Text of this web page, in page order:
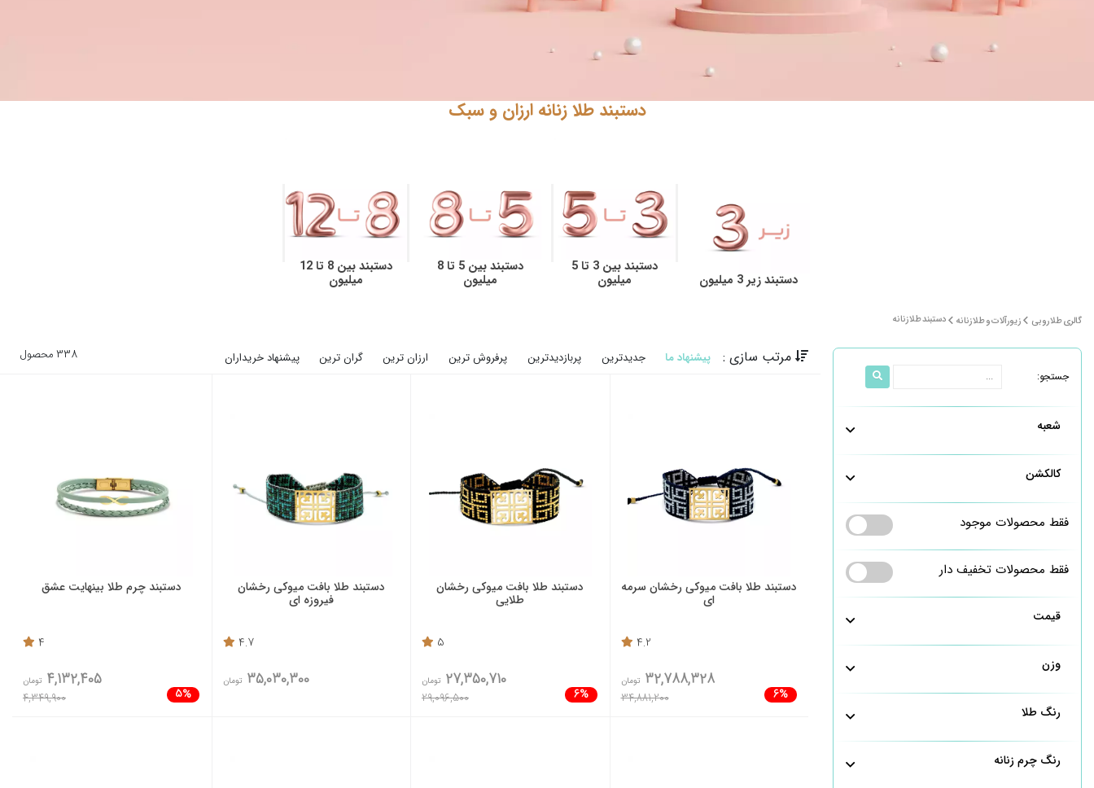
دستبند طلا زنانه ارزان و سبک
دستبند زیر 3 میلیون
دستبند بین 3 تا 5
میلیون
دستبند بین 5 تا 8
میلیون
دستبند بین 8 تا 12
میلیون
گالری طلا روبی زیورآلات و طلا زنانه دستبند طلا زنانه
جستجو:
شعبه
کالکشن
فقط محصولات موجود
فقط محصولات تخفیف دار
قیمت
وزن
رنگ طلا
رنگ چرم زنانه
مرتب سازی : پیشنهاد ما جدیدترین پربازدیدترین پرفروش ترین ارزان ترین گران ترین پیشنهاد خریداران 338 محصول
دستبند طلا بافت میوکی رخشان سرمه
ای
4.2
6%
32,788,328 تومان
34,881,200
دستبند طلا بافت میوکی رخشان
طلایی
5
6%
27,350,710 تومان
29,096,500
دستبند طلا بافت میوکی رخشان
فیروزه ای
4.7
35,030,300 تومان
دستبند چرم طلا بینهایت عشق
4
5%
4,132,405 تومان
4,349,900